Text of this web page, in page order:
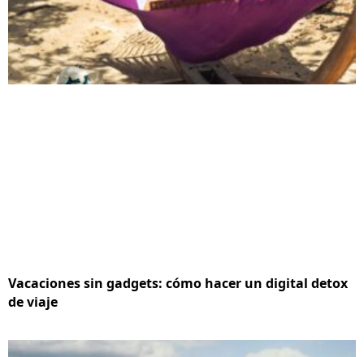
Vacaciones sin gadgets: cómo hacer un digital detox
de viaje